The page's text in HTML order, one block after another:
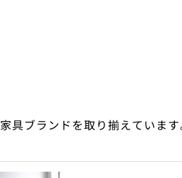
ブランドを取り揃えています